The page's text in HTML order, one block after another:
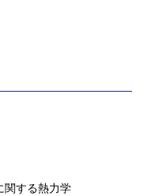
する熱力学